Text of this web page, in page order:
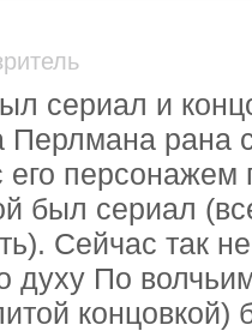
сериал и
Перлмана рана
его
был сериал
Сейчас так
духу По
концовкой)